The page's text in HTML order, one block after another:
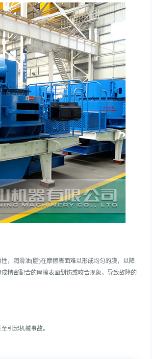
，润滑油(脂)在摩擦表面难以形成均匀的膜，以降
精密配合的摩擦表面划伤或咬合现象，导致故障的
引起机械事故。